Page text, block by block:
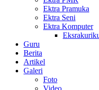
Ektra Pramuka
Ektra Seni
Ektra Komputer
Guru
Berita
Artikel
Galeri
Foto
Video